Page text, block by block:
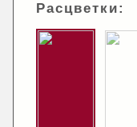
Расцветки: